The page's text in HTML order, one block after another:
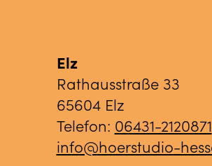
Elz
Rathausstraße 33
65604 Elz
Telefon: 06431-2120871
info@hoerstudio-